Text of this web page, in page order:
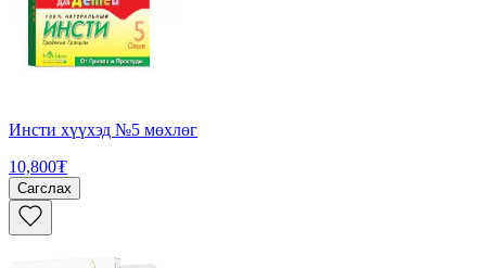
Инсти хүүхэд №5 мөхлөг
10,800₮
Сагслах